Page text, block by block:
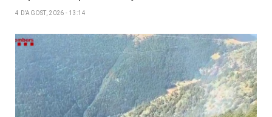
4 D'AGOST, 2026 - 13:14